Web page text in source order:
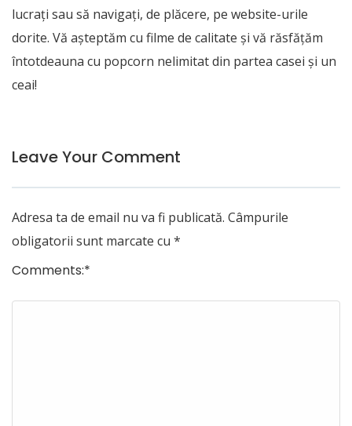
lucraţi sau să navigaţi, de plăcere, pe website-urile
dorite. Vă aşteptăm cu filme de calitate şi vă răsfăţăm
întotdeauna cu popcorn nelimitat din partea casei şi un
ceai!
Leave Your Comment
Adresa ta de email nu va fi publicată. Câmpurile
obligatorii sunt marcate cu *
Comments:*